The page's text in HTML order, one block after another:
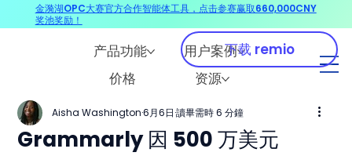
产品功能
用户案例
价格
资源
下载 remio
Grammarly 因 500 万美元
Aisha Washington 6月6日 讀畢需時 6 分鐘
金漪湖OPC大赛官方合作智能体工具，点击参赛赢取660,000CNY
奖池奖励！